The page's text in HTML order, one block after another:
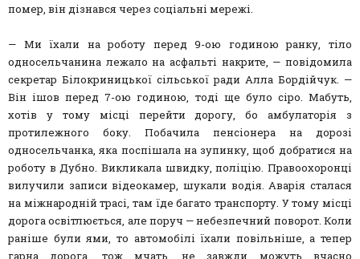
помер, він дізнався через соціальні мережі.
— Ми їхали на роботу перед 9-ою годиною ранку, тіло
односельчанина лежало на асфальті накрите, — повідомила
секретар Білокриницької сільської ради Алла Бордійчук. —
Він ішов перед 7-ою годиною, тоді ще було сіро. Мабуть,
хотів у тому місці перейти дорогу, бо амбулаторія з
протилежного боку. Побачила пенсіонера на дорозі
односельчанка, яка поспішала на зупинку, щоб добратися на
роботу в Дубно. Викликала швидку, поліцію. Правоохоронці
вилучили записи відеокамер, шукали водія. Аварія сталася
на міжнародній трасі, там їде багато транспорту. У тому місці
дорога освітлюється, але поруч — небезпечний поворот. Коли
раніше були ями, то автомобілі їхали повільніше, а тепер